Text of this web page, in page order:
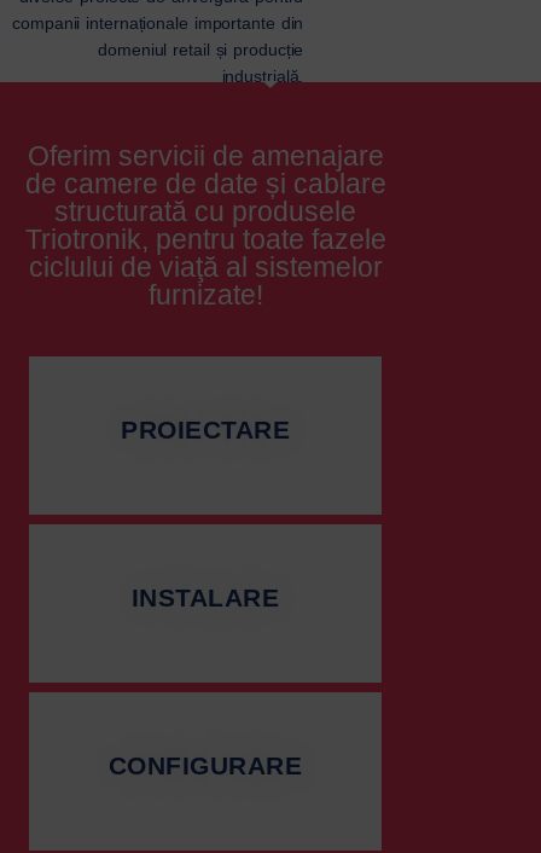
companii internaționale importante din
domeniul retail și producție
industrială.
Oferim servicii de amenajare
de camere de date și cablare
structurată cu produsele
Triotronik, pentru toate fazele
ciclului de viaţă al sistemelor
furnizate!
PROIECTARE
INSTALARE
CONFIGURARE